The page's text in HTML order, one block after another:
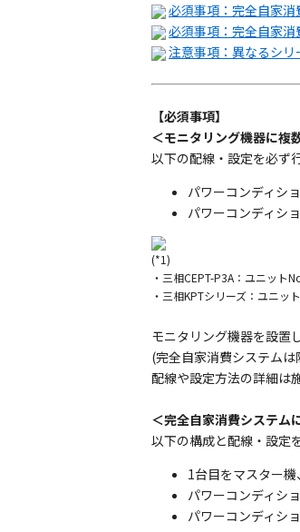
必須事項：完全自家
必須事項：完全自家
注意事項：異なるシ
【必須事項】
＜モニタリング機器に複
以下の配線・設定を必ず
パワーコンディシ
パワーコンディシ
(*1)
・三相CEPT-P3A：ユニット
・三相KPTシリーズ：ユニッ
モニタリング機器を設置
(完全自家消費システム
配線や設定方法の詳細は
＜完全自家消費システム
以下の構成と配線・設定
1台目をマスター機
パワーコンディシ
パワーコンディシ